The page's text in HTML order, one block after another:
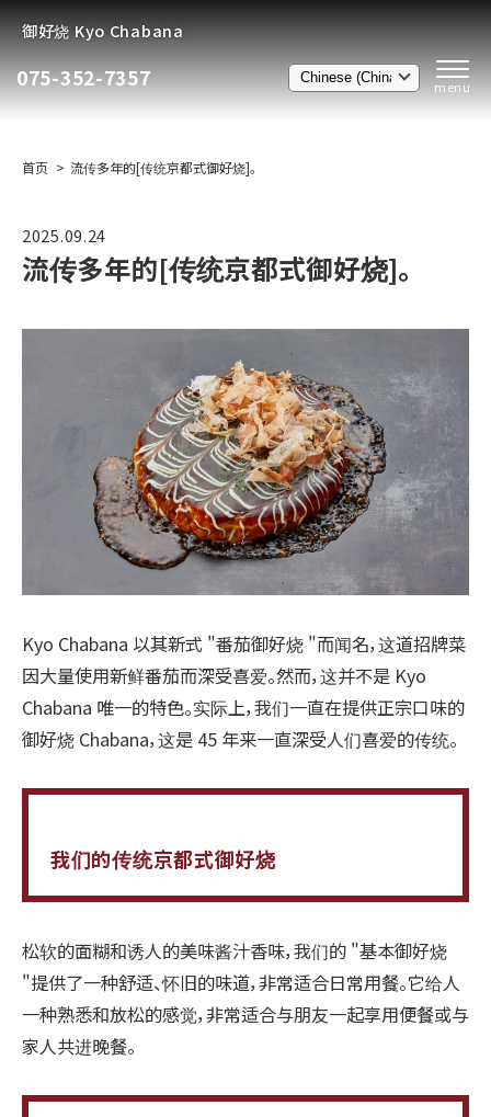
御好烧 Kyo Chabana
075-352-7357
首页 流传多年的[传统京都式御好烧]。
2025.09.24
流传多年的[传统京都式御好烧]。
Kyo Chabana 以其新式 "番茄御好烧 "而闻名，这道招牌菜
因大量使用新鲜番茄而深受喜爱。然而，这并不是 Kyo
Chabana 唯一的特色。实际上，我们一直在提供正宗口味的
御好烧 Chabana，这是 45 年来一直深受人们喜爱的传统。
我们的传统京都式御好烧
松软的面糊和诱人的美味酱汁香味，我们的 "基本御好烧
"提供了一种舒适、怀旧的味道，非常适合日常用餐。它给人
一种熟悉和放松的感觉，非常适合与朋友一起享用便餐或与
家人共进晚餐。